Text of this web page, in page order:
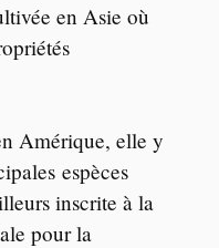
en Asie où
Amérique, elle y
espèces
inscrite à la
pour la